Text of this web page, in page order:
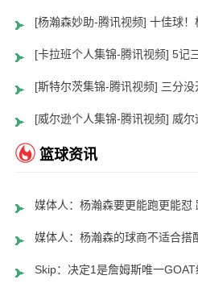
[威尔逊个人集锦-腾讯视频] 威
篮球资讯
媒体人：杨瀚森的球商不适合搭